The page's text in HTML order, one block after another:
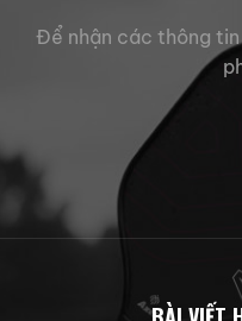
Để nhận các thông